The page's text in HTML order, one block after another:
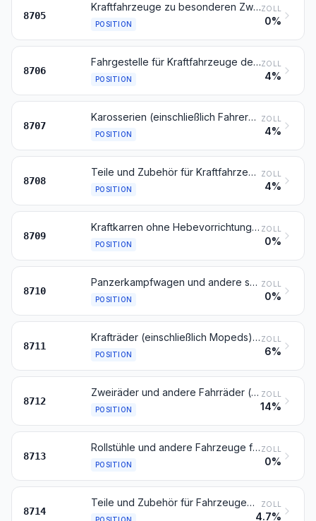
8705
Kraftfahrzeuge zu besonderen Zwecken, ihrer Beschaffenheit nach nicht hauptsächlich zur Personen- oder Güterbeförderung bestimmt (z. B. Abschleppwagen, Kranwagen, Feuerwehrwagen, Betonmischwagen, Straßenkehrwagen, Straßensprengwagen, Werkstattwagen, Wagen mit Röntgenanlage)
POSITION
ZOLL
0%
8706
Fahrgestelle für Kraftfahrzeuge der Positionen 8701 bis 8705, mit Motor
POSITION
ZOLL
4%
8707
Karosserien (einschließlich Fahrerhäuser), für Kraftfahrzeuge der Positionen 8701 bis 8705
POSITION
ZOLL
4%
8708
Teile und Zubehör für Kraftfahrzeuge der Positionen 8701 bis 8705
POSITION
ZOLL
4%
8709
Kraftkarren ohne Hebevorrichtung, von der in Fabriken, Lagerhäusern, Hafenanlagen oder auf Flugplätzen zum Kurzstreckentransport von Waren verwendeten Art; Zugkraftkarren, von der auf Bahnhöfen verwendeten Art; Teile davon
POSITION
ZOLL
0%
8710
Panzerkampfwagen und andere selbstfahrende gepanzerte Kampffahrzeuge, auch mit Waffen; Teile davon
POSITION
ZOLL
0%
8711
Krafträder (einschließlich Mopeds) und Fahrräder mit Hilfsmotor, auch mit Beiwagen; Beiwagen
POSITION
ZOLL
6%
8712
Zweiräder und andere Fahrräder (einschließlich Lastendreiräder), ohne Motor
POSITION
ZOLL
14%
8713
Rollstühle und andere Fahrzeuge für Behinderte, auch mit Motor oder anderer Vorrichtung zur mechanischen Fortbewegung
POSITION
ZOLL
0%
8714
Teile und Zubehör für Fahrzeuge der Positionen 8711 bis 8713 ZOLL
4.7%